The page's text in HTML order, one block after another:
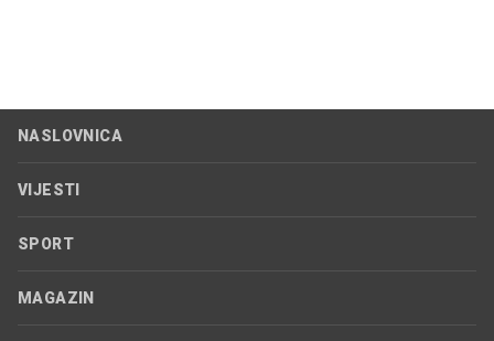
NASLOVNICA
VIJESTI
SPORT
MAGAZIN